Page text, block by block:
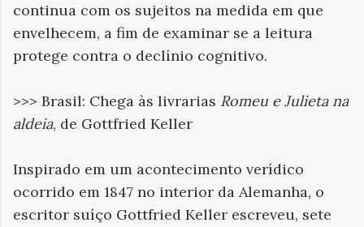
continua com os sujeitos na medida em que
envelhecem, a fim de examinar se a leitura
protege contra o declínio cognitivo.
>>> Brasil: Chega às livrarias Romeu e Julieta na
aldeia, de Gottfried Keller
Inspirado em um acontecimento verídico
ocorrido em 1847 no interior da Alemanha, o
escritor suíço Gottfried Keller escreveu, sete